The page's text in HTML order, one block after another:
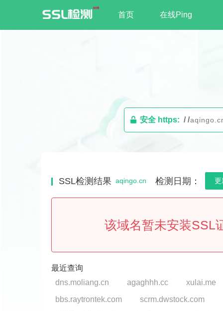
首页 在线Ping
安全 https: / /
SSL检测结果 aqingo.cn 检测日期： 更
该域名暂未安装SSL
最近查询
dns.moliang.cn
agaghhh.cc
xulai.me
bbs.raytrontek.com
scrm.dwstock.com